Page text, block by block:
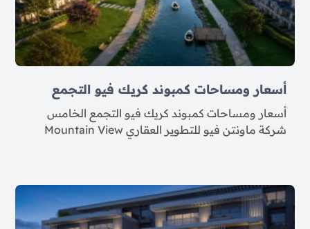
أسعار ومساحات كمبوند كريك فيو التجمع
أسعار ومساحات كمبوند كريك فيو التجمع الخامس
شركة ماونتن فيو للتطوير العقاري Mountain View